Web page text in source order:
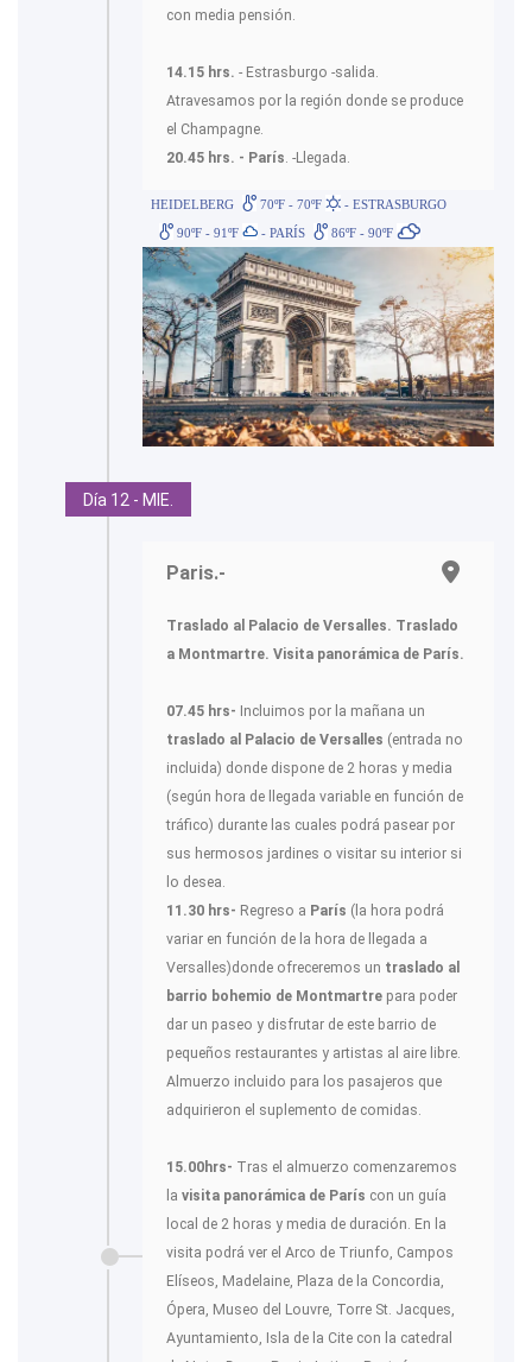
con media pensión.
14.15 hrs. - Estrasburgo -salida.
Atravesamos por la región donde se produce
el Champagne.
20.45 hrs. - París . -Llegada.
HEIDELBERG 70ºF - 70ºF
- ESTRASBURGO
90ºF - 91ºF
- PARÍS 86ºF - 90ºF
Día 12 - MIE.
Paris.-
Traslado al Palacio de Versalles. Traslado
a Montmartre. Visita panorámica de París.
07.45 hrs- Incluimos por la mañana un
traslado al Palacio de Versalles (entrada no
incluida) donde dispone de 2 horas y media
(según hora de llegada variable en función de
tráfico) durante las cuales podrá pasear por
sus hermosos jardines o visitar su interior si
lo desea.
11.30 hrs- Regreso a París (la hora podrá
variar en función de la hora de llegada a
Versalles)donde ofreceremos un traslado al
barrio bohemio de Montmartre para poder
dar un paseo y disfrutar de este barrio de
pequeños restaurantes y artistas al aire libre.
Almuerzo incluido para los pasajeros que
adquirieron el suplemento de comidas.
15.00hrs- Tras el almuerzo comenzaremos
la visita panorámica de París con un guía
local de 2 horas y media de duración. En la
visita podrá ver el Arco de Triunfo, Campos
Elíseos, Madelaine, Plaza de la Concordia,
Ópera, Museo del Louvre, Torre St. Jacques,
Ayuntamiento, Isla de la Cite con la catedral